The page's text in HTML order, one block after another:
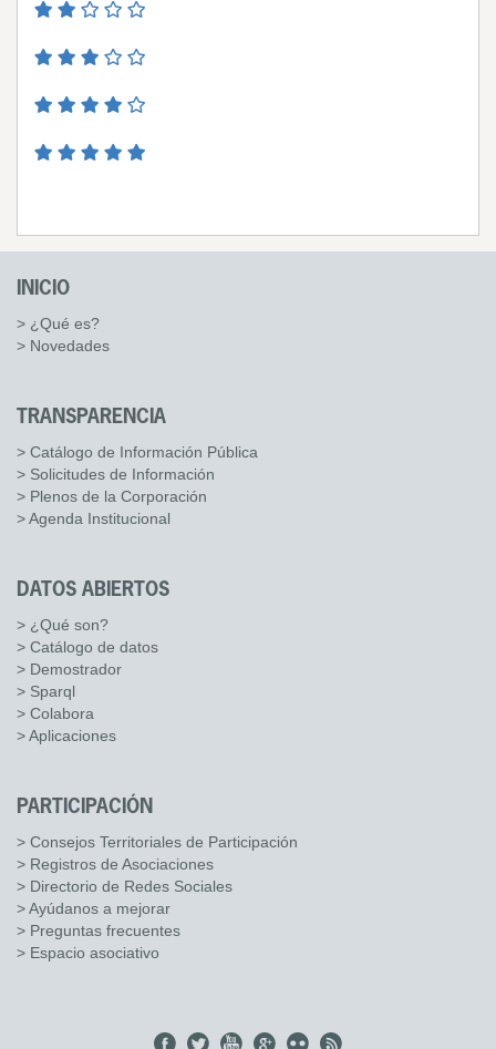
INICIO
> ¿Qué es?
> Novedades
TRANSPARENCIA
> Catálogo de Información Pública
> Solicitudes de Información
> Plenos de la Corporación
> Agenda Institucional
DATOS ABIERTOS
> ¿Qué son?
> Catálogo de datos
> Demostrador
> Sparql
> Colabora
> Aplicaciones
PARTICIPACIÓN
> Consejos Territoriales de Participación
> Registros de Asociaciones
> Directorio de Redes Sociales
> Ayúdanos a mejorar
> Preguntas frecuentes
> Espacio asociativo